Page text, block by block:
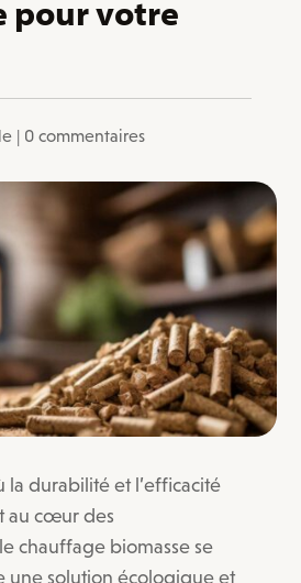
pour votre
| 0 commentaires
la durabilité et l’efficacité
au cœur des
chauffage biomasse se
une solution écologique et